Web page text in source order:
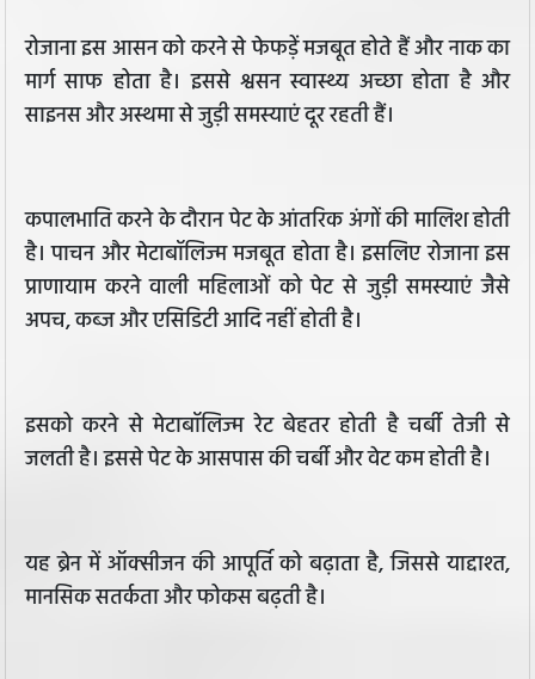
रोजाना इस आसन को करने से फेफड़ें मजबूत होते हैं और नाक का
मार्ग साफ होता है। इससे श्वसन स्वास्थ्य अच्छा होता है और
साइनस और अस्थमा से जुड़ी समस्याएं दूर रहती हैं।
कपालभाति करने के दौरान पेट के आंतरिक अंगों की मालिश होती
है। पाचन और मेटाबॉलिज्म मजबूत होता है। इसलिए रोजाना इस
प्राणायाम करने वाली महिलाओं को पेट से जुड़ी समस्याएं जैसे
अपच, कब्ज और एसिडिटी आदि नहीं होती है।
इसको करने से मेटाबॉलिज्म रेट बेहतर होती है चर्बी तेजी से
जलती है। इससे पेट के आसपास की चर्बी और वेट कम होती है।
यह ब्रेन में ऑक्सीजन की आपूर्ति को बढ़ाता है, जिससे याद्दाश्त,
मानसिक सतर्कता और फोकस बढ़ती है।